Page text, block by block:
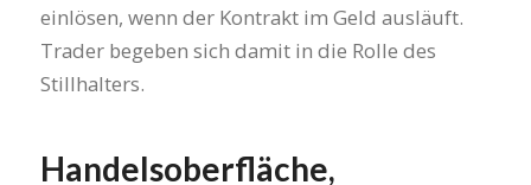
einlösen, wenn der Kontrakt im Geld ausläuft.
Trader begeben sich damit in die Rolle des
Stillhalters.
Handelsoberfläche,